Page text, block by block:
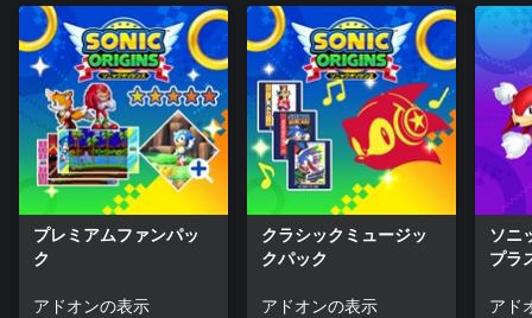
プレミアムファンパッ
ク
アドオンの表示
クラシックミュージッ
クパック
アドオンの表示
ソニ
プラ
アド